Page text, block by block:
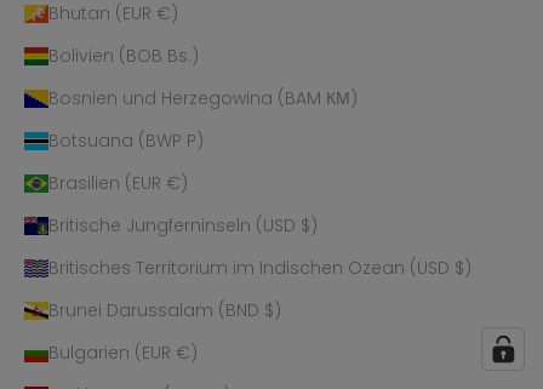
Bhutan (EUR €)
Bolivien (BOB Bs.)
Bosnien und Herzegowina (BAM КМ)
Botsuana (BWP P)
Brasilien (EUR €)
Britische Jungferninseln (USD $)
Britisches Territorium im Indischen Ozean (USD $)
Brunei Darussalam (BND $)
Bulgarien (EUR €)